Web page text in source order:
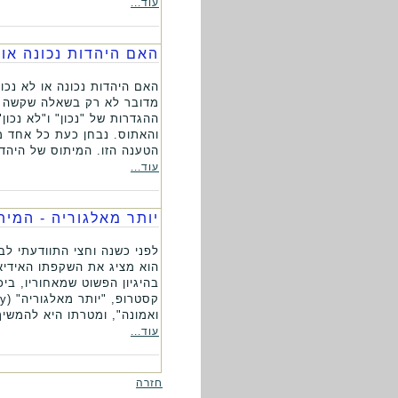
עוד...
האם היהדות נכונה
האם היהדות נכונה או לא
מדובר לא רק בשאלה
ההגדרות של "נכון" ו"לא
והאתוס. נבחן כעת כל אחד
הטענה הזו. המיתוס של
עוד...
יותר מאלגוריה -
הוא מציג את השקפתו
בהיגיון הפשוט שמאחוריו,
ואמונה", ומטרתו היא
עוד...
חזרה